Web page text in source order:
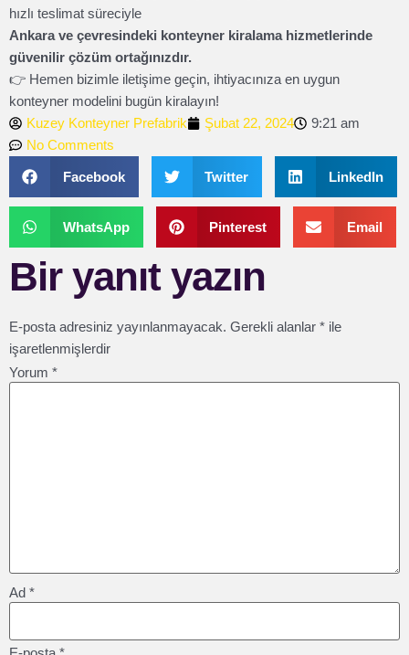
hızlı teslimat süreciyle
Ankara ve çevresindeki konteyner kiralama hizmetlerinde
güvenilir çözüm ortağınızdır.
👉 Hemen bizimle iletişime geçin, ihtiyacınıza en uygun
konteyner modelini bugün kiralayın!
Kuzey Konteyner Prefabrik
Şubat 22, 2024
9:21 am
No Comments
Facebook Twitter LinkedIn
WhatsApp Pinterest Email
Bir yanıt yazın
E-posta adresiniz yayınlanmayacak. Gerekli alanlar * ile
işaretlenmişlerdir
Yorum *
Ad *